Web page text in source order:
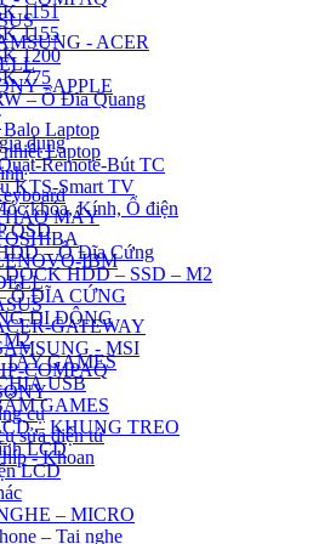
1151
1155
1200
775
– Ổ Đĩa Quang
dụng
Remote-Bút TC
KTS-Smart TV
khóa, Kính, Ổ điện
QSD
– Ổ Đĩa Cứng
HDD – SSD – M2
Ổ ĐĨA CỨNG
DI ĐỘNG
M2
GAMES
USB
GAMES
– KHUNG TREO
LCD
LCD
– MICRO
– Tai nghe
- ACER
- APPLE
Laptop
Laptop
MÁY
IBM
GATEWAY
- MSI
COMPAQ
cụ
sửa điện tử
- Khoan